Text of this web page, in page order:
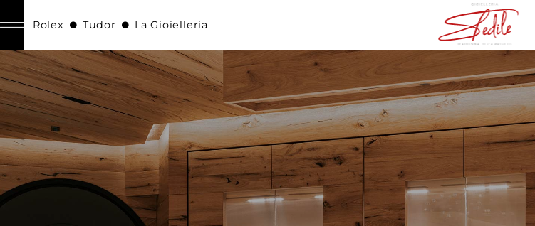
Rolex Tudor La Gioielleria